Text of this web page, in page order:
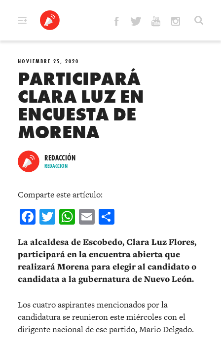
NOVIEMBRE 25, 2020
PARTICIPARÁ
CLARA LUZ EN
ENCUESTA DE
MORENA
REDACCIÓN
REDACCION
Comparte este artículo:
Facebook
Twitter
WhatsApp
Email
La alcaldesa de Escobedo, Clara Luz Flores,
participará en la encuentra abierta que
realizará Morena para elegir al candidato o
candidata a la gubernatura de Nuevo León.
Los cuatro aspirantes mencionados por la
candidatura se reunieron este miércoles con el
dirigente nacional de ese partido, Mario Delgado.